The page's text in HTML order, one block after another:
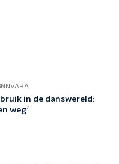
in de danswereld:
weg'